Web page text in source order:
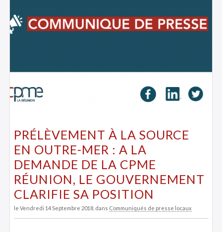
PRÉLÈVEMENT À LA SOURCE
EN OUTRE-MER : A LA
DEMANDE DE LA CPME
RÉUNION, LE GOUVERNEMENT
CLARIFIE SA POSITION
le Vendredi 14 Septembre 2018 , dans Communiqués de presse locaux